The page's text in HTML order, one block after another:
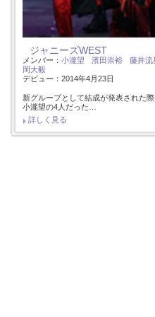
ジャニーズWEST
メンバー： 小瀧望 濱田崇裕 藤井流
岡大毅
デビュー：2014年4月23日
新グループとして結成が発表された
小瀧望の4人だった…
詳しく見る